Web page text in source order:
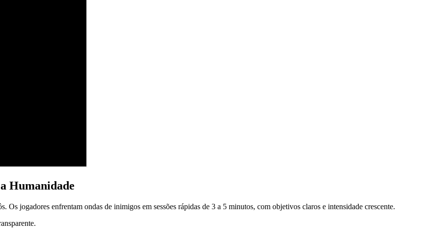
Humanidade
jogadores enfrentam ondas de inimigos em sessões rápidas de 3 a 5 minutos, com objetivos claros e intensidade crescente.